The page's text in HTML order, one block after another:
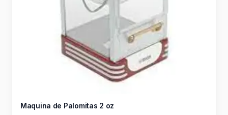
Maquina de Palomitas 2 oz